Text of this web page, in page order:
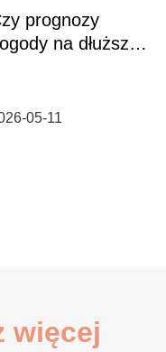
prognozy
na dłuższy
05-11
więcej